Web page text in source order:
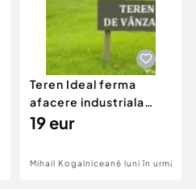
Teren Ideal ferma
afacere industriala
deschidere 71 ml la
19 eur
Mihail Kogalniceanu6 luni în urmă